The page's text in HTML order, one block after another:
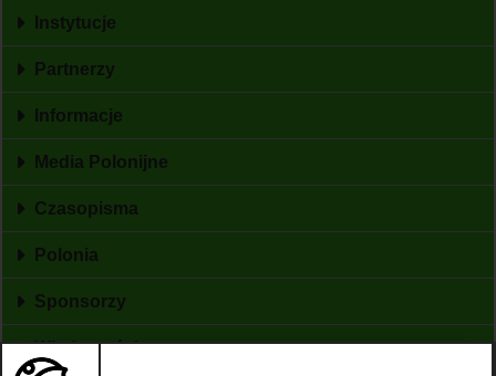
Instytucje
Partnerzy
Informacje
Media Polonijne
Czasopisma
Polonia
Sponsorzy
Wiadomości